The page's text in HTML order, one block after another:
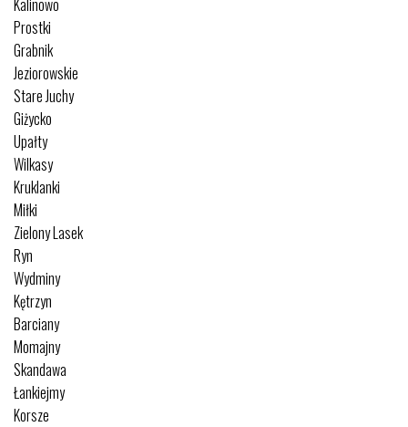
Kalinowo
Prostki
Grabnik
Jeziorowskie
Stare Juchy
Giżycko
Upałty
Wilkasy
Kruklanki
Miłki
Zielony Lasek
Ryn
Wydminy
Kętrzyn
Barciany
Momajny
Skandawa
Łankiejmy
Korsze